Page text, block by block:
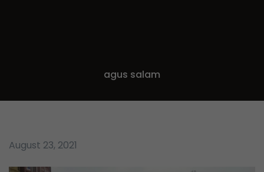
agus salam
August 23, 2021